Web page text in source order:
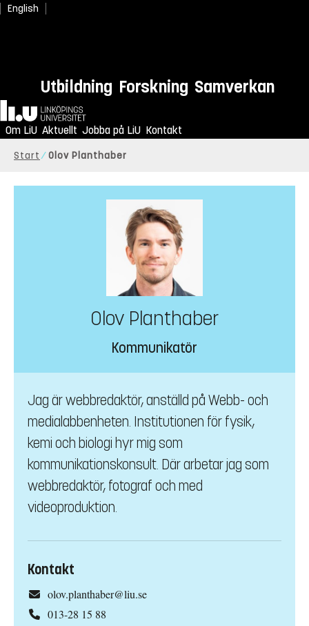
English
Utbildning Forskning Samverkan
Hem
Om LiU Aktuellt Jobba på LiU Kontakt
Start Olov Planthaber
Olov Planthaber
Kommunikatör
Jag är webbredaktör, anställd på Webb- och
medialabbenheten. Institutionen för fysik,
kemi och biologi hyr mig som
kommunikationskonsult. Där arbetar jag som
webbredaktör, fotograf och med
videoproduktion.
Kontakt
olov.planthaber@liu.se
013-28 15 88